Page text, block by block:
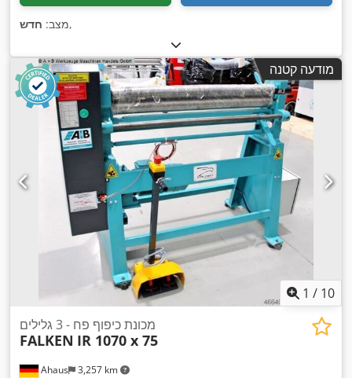
מצב: חדש ,
מודעה קטנה
1 / 10
Ahaus 3,257 km
מכונת כיפוף פח - 3 גלילים
FALKEN IR 1070 x 75